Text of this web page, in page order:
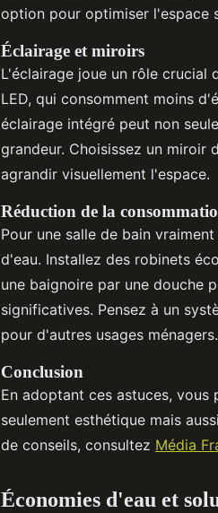
option pour optimiser l'espace
Éclairage et miroirs
L'éclairage joue un rôle crucial
LED, qui consomment moins
éclairage intégré peut non
grandeur. Choisissez un miroir
agrandir visuellement l'espace.
Réduction de la
Pour une salle de bain
d'eau. Installez des robinets
une baignoire par une douche
significatives. Pensez à un
pour d'autres usages ménagers.
Conclusion
En adoptant ces astuces,
seulement esthétique mais
de conseils, consultez Média
Économies d'eau et